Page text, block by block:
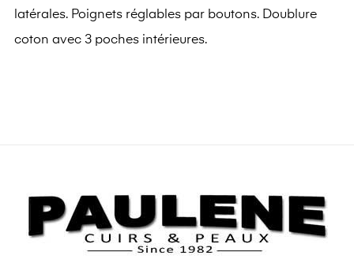
latérales. Poignets réglables par boutons. Doublure
coton avec 3 poches intérieures.